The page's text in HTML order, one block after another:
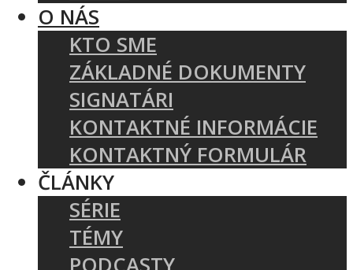
O NÁS
KTO SME
ZÁKLADNÉ DOKUMENTY
SIGNATÁRI
KONTAKTNÉ INFORMÁCIE
KONTAKTNÝ FORMULÁR
ČLÁNKY
SÉRIE
TÉMY